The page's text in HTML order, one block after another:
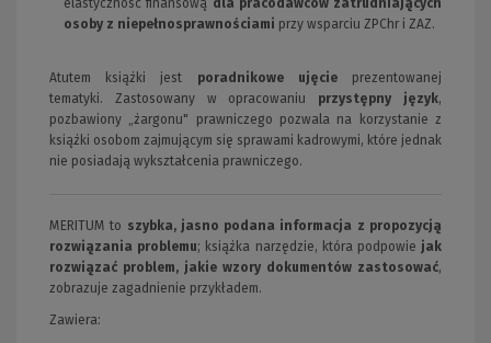
elastyczność finansową dla pracodawców zatrudniających
osoby z niepełnosprawnościami przy wsparciu ZPChr i ZAZ.
Atutem książki jest poradnikowe ujęcieprezentowanej
tematyki. Zastosowany w opracowaniu przystępny język,
pozbawiony „żargonu" prawniczego pozwala na korzystanie z
książki osobom zajmującym się sprawami kadrowymi, które jednak
nie posiadają wykształcenia prawniczego.
MERITUM to szybka, jasno podana informacja z propozycją
rozwiązania problemu; książka narzędzie, która podpowie jak
rozwiązać problem, jakie wzory dokumentów zastosować,
zobrazuje zagadnienie przykładem.
Zawiera: